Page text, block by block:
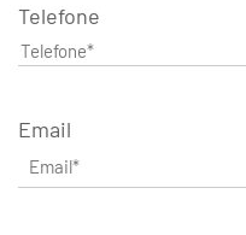
Telefone
Email